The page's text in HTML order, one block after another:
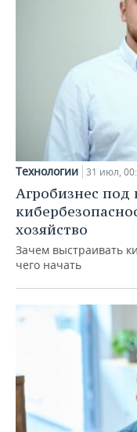
Технологии 31 июл,
Агробизнес
хозяйство
Зачем выстраивать
чего начать